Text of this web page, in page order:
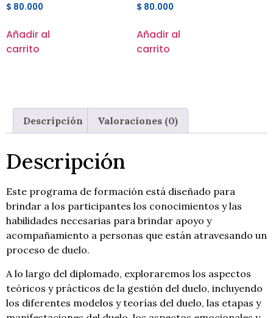
$ 80.000
Añadir al
carrito
$ 80.000
Añadir al
carrito
Descripción Valoraciones (0)
Descripción
Este programa de formación está diseñado para
brindar a los participantes los conocimientos y las
habilidades necesarias para brindar apoyo y
acompañamiento a personas que están atravesando un
proceso de duelo.
A lo largo del diplomado, exploraremos los aspectos
teóricos y prácticos de la gestión del duelo, incluyendo
los diferentes modelos y teorías del duelo, las etapas y